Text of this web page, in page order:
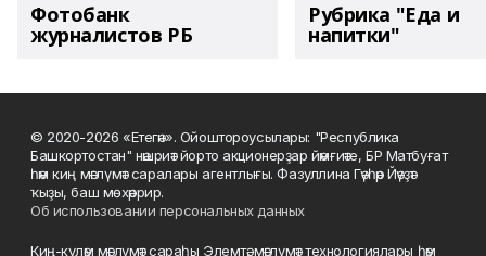
Фотобанк
журналистов РБ
Рубрика "Еда и
напитки"
© 2020-2026 «Етегән». Ойоштороусылары: "Республика
Башкортостан" нәшриәт йорто акционерҙар йәмғиәте, БР Матбуғат
һәм киң мәғлүмәт саралары агентлығы. Фазуллина Гәүһәр Йәүҙәт
ҡыҙы, баш мөхәррир.
Об использовании персональных данных
Киң-күләм мәғлүмәт сараһы Элемтә, мәғлүмәт технологиялары һәм